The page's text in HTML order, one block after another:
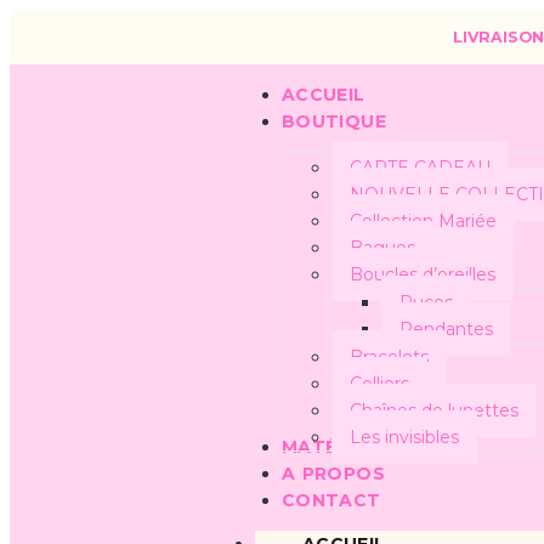
ACCUEIL
BOUTIQUE
CARTE CADEAU
NOUVELLE
Collection Mariée
Bagues
Boucles d’oreilles
Puces
Pendantes
Bracelets
Colliers
Chaînes de lunettes
Les invisibles
MATÉRIAUX
A PROPOS
CONTACT